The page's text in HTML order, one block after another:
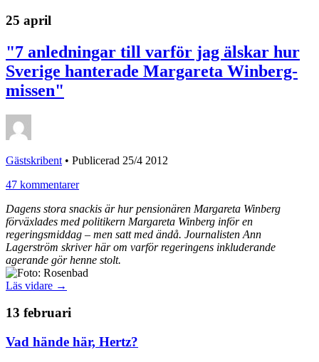
25 april
"7 anledningar till varför jag älskar hur
Sverige hanterade Margareta Winberg-
missen"
Gästskribent • Publicerad 25/4 2012
47 kommentarer
Dagens stora snackis är hur pensionären Margareta Winberg
förväxlades med politikern Margareta Winberg inför en
regeringsmiddag – men satt med ändå. Journalisten Ann
Lagerström skriver här om varför regeringens inkluderande
agerande gör henne stolt.
Läs vidare →
13 februari
Vad hände här, Hertz?